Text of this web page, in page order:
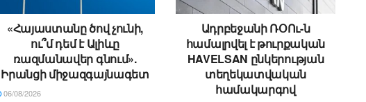
«Հայաստանը ծով չունի,
ու՞մ դեմ է Ալիևը
ռազմանավեր գնում».
Իրանցի միջազգայնագետ
06/08/2026
Ադրբեջանի ՌՕՈւ-ն
համալրվել է թուրքական
HAVELSAN ընկերության
տեղեկատվական
համակարգով